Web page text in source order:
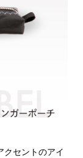
クセントのアイ